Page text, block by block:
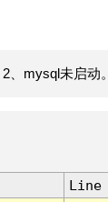
、mysql未启动。
Line